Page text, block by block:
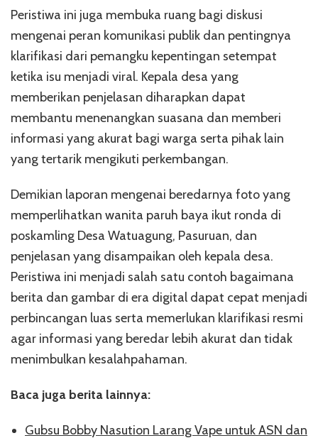
Peristiwa ini juga membuka ruang bagi diskusi
mengenai peran komunikasi publik dan pentingnya
klarifikasi dari pemangku kepentingan setempat
ketika isu menjadi viral. Kepala desa yang
memberikan penjelasan diharapkan dapat
membantu menenangkan suasana dan memberi
informasi yang akurat bagi warga serta pihak lain
yang tertarik mengikuti perkembangan.
Demikian laporan mengenai beredarnya foto yang
memperlihatkan wanita paruh baya ikut ronda di
poskamling Desa Watuagung, Pasuruan, dan
penjelasan yang disampaikan oleh kepala desa.
Peristiwa ini menjadi salah satu contoh bagaimana
berita dan gambar di era digital dapat cepat menjadi
perbincangan luas serta memerlukan klarifikasi resmi
agar informasi yang beredar lebih akurat dan tidak
menimbulkan kesalahpahaman.
Baca juga berita lainnya:
Gubsu Bobby Nasution Larang Vape untuk ASN dan